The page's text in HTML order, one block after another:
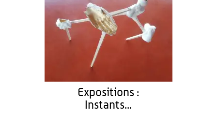
Expositions :
Instants...